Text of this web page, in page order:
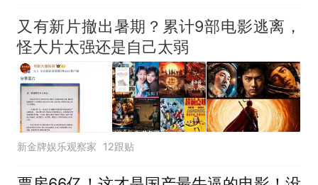
又有新片撤出暑期？累计9部电影逃离，
怪大片太强还是自己太弱
新金牌娱乐观察家 12跟贴